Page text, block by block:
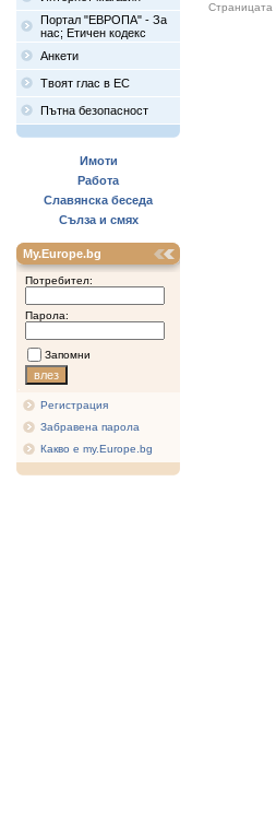
Портал "ЕВРОПА" - За
нас; Етичен кодекс
Анкети
Твоят глас в ЕС
Пътна безопасност
Имоти
Работа
Славянска беседа
Сълза и смях
My.Europe.bg
Потребител:
Парола:
Запомни
Регистрация
Забравена парола
Какво е my.Europe.bg
Страницата